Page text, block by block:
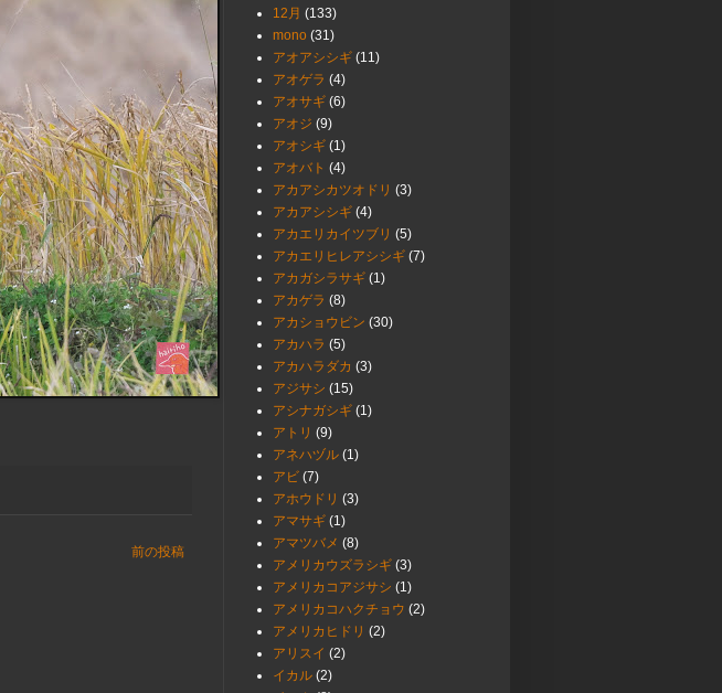
前の投稿
12月 (133)
mono (31)
アオアシシギ (11)
アオゲラ (4)
アオサギ (6)
アオジ (9)
アオシギ (1)
アオバト (4)
アカアシカツオドリ (3)
アカアシシギ (4)
アカエリカイツブリ (5)
アカエリヒレアシシギ (7)
アカガシラサギ (1)
アカゲラ (8)
アカショウビン (30)
アカハラ (5)
アカハラダカ (3)
アジサシ (15)
アシナガシギ (1)
アトリ (9)
アネハヅル (1)
アビ (7)
アホウドリ (3)
アマサギ (1)
アマツバメ (8)
アメリカウズラシギ (3)
アメリカコアジサシ (1)
アメリカコハクチョウ (2)
アメリカヒドリ (2)
アリスイ (2)
イカル (2)